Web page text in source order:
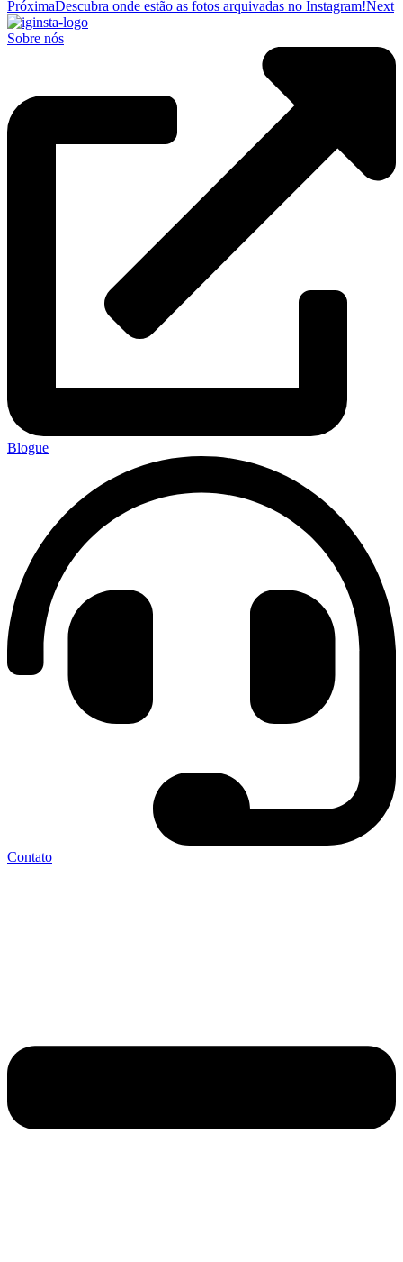
PróximaDescubra onde estão as fotos arquivadas no Instagram!Next
Sobre nós
Blogue
Contato